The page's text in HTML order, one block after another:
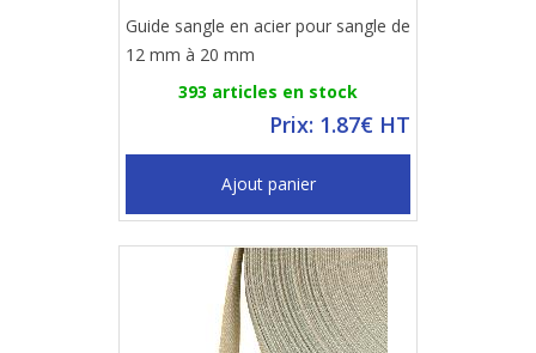
Guide sangle en acier pour sangle de
12 mm à 20 mm
393 articles en stock
Prix: 1.87€ HT
Ajout panier